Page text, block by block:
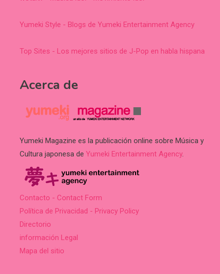
Yumeki Style - Blogs de Yumeki Entertainment Agency
Top Sites - Los mejores sitios de J-Pop en habla hispana
Acerca de
Yumeki Magazine es la publicación online sobre Música y
Cultura japonesa de Yumeki Entertainment Agency.
Contacto - Contact Form
Política de Privacidad - Privacy Policy
Directorio
información Legal
Mapa del sitio